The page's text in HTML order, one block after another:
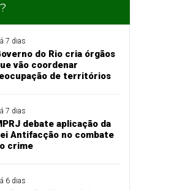
7 dias
do Rio cria órgãos
vão coordenar
de territórios
7 dias
debate aplicação da
Antifacção no combate
crime
6 dias